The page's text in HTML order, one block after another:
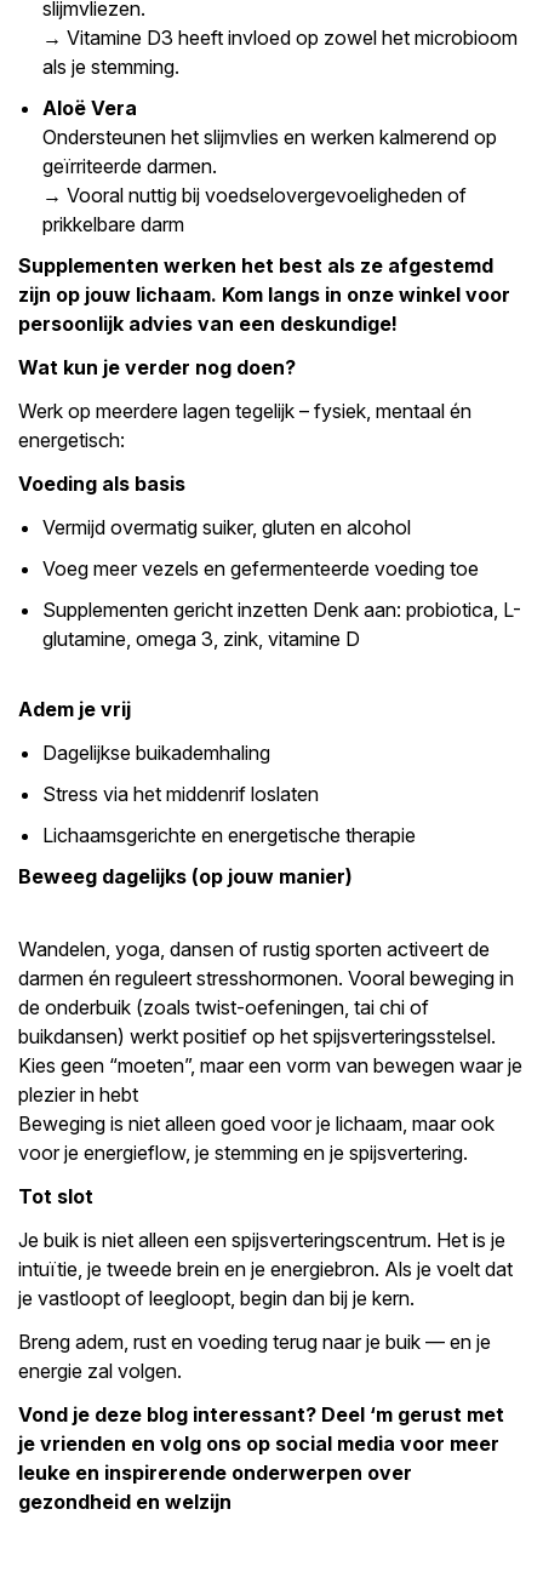
slijmvliezen.
→ Vitamine D3 heeft invloed op zowel het microbioom
als je stemming.
Aloë Vera
Ondersteunen het slijmvlies en werken kalmerend op
geïrriteerde darmen.
→ Vooral nuttig bij voedselovergevoeligheden of
prikkelbare darm
Supplementen werken het best als ze afgestemd
zijn op jouw lichaam. Kom langs in onze winkel voor
persoonlijk advies van een deskundige!
Wat kun je verder nog doen?
Werk op meerdere lagen tegelijk – fysiek, mentaal én
energetisch:
Voeding als basis
Vermijd overmatig suiker, gluten en alcohol
Voeg meer vezels en gefermenteerde voeding toe
Supplementen gericht inzetten Denk aan: probiotica, L-
glutamine, omega 3, zink, vitamine D
Adem je vrij
Dagelijkse buikademhaling
Stress via het middenrif loslaten
Lichaamsgerichte en energetische therapie
Beweeg dagelijks (op jouw manier)
Wandelen, yoga, dansen of rustig sporten activeert de
darmen én reguleert stresshormonen. Vooral beweging in
de onderbuik (zoals twist-oefeningen, tai chi of
buikdansen) werkt positief op het spijsverteringsstelsel.
Kies geen “moeten”, maar een vorm van bewegen waar je
plezier in hebt
Beweging is niet alleen goed voor je lichaam, maar ook
voor je energieflow, je stemming en je spijsvertering.
Tot slot
Je buik is niet alleen een spijsverteringscentrum. Het is je
intuïtie, je tweede brein en je energiebron. Als je voelt dat
je vastloopt of leegloopt, begin dan bij je kern.
Breng adem, rust en voeding terug naar je buik — en je
energie zal volgen.
Vond je deze blog interessant? Deel ‘m gerust met
je vrienden en volg ons op social media voor meer
leuke en inspirerende onderwerpen over
gezondheid en welzijn